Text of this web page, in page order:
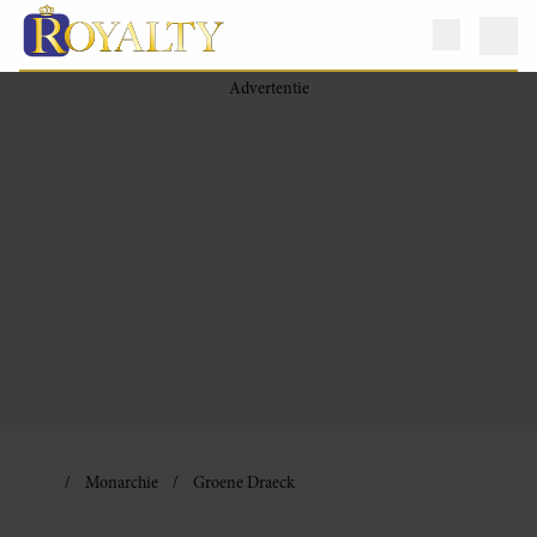
Monarchie Groene Draeck